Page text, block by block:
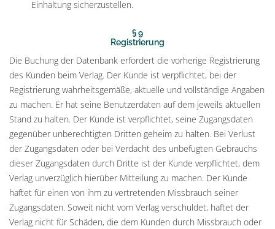
Einhaltung sicherzustellen.
§ 9
Registrierung
Die Buchung der Datenbank erfordert die vorherige Registrierung
des Kunden beim Verlag. Der Kunde ist verpflichtet, bei der
Registrierung wahrheitsgemäße, aktuelle und vollständige Angaben
zu machen. Er hat seine Benutzerdaten auf dem jeweils aktuellen
Stand zu halten. Der Kunde ist verpflichtet, seine Zugangsdaten
gegenüber unberechtigten Dritten geheim zu halten. Bei Verlust
der Zugangsdaten oder bei Verdacht des unbefugten Gebrauchs
dieser Zugangsdaten durch Dritte ist der Kunde verpflichtet, dem
Verlag unverzüglich hierüber Mitteilung zu machen. Der Kunde
haftet für einen von ihm zu vertretenden Missbrauch seiner
Zugangsdaten. Soweit nicht vom Verlag verschuldet, haftet der
Verlag nicht für Schäden, die dem Kunden durch Missbrauch oder